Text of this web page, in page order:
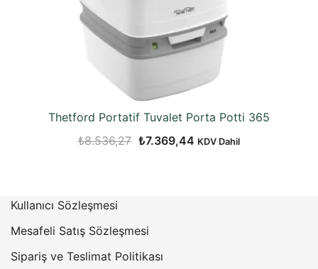
Thetford Portatif Tuvalet Porta Potti 365
₺8.536,27 Orijinal
₺7.369,44 Şu
KDV Dahil
Kullanıcı Sözleşmesi
Mesafeli Satış Sözleşmesi
Sipariş ve Teslimat Politikası